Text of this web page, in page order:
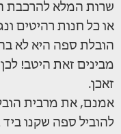
או כל חנות רהיטים
הובלת ספה היא לא
מבינים זאת היטב!
זאכן.
אמנם, את מרבית
להוביל ספה שקנו ביד 2 או בחנוית ורשתות לריהוט ביתי